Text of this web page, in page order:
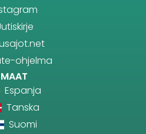
ohjelma
MAAT
Espanja
Tanska
Suomi